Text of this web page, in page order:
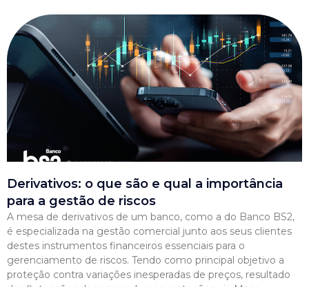
Derivativos: o que são e qual a importância
para a gestão de riscos
A mesa de derivativos de um banco, como a do Banco BS2,
é especializada na gestão comercial junto aos seus clientes
destes instrumentos financeiros essenciais para o
gerenciamento de riscos. Tendo como principal objetivo a
proteção contra variações inesperadas de preços, resultado